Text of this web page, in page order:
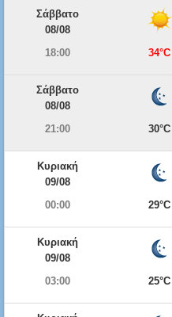
Σάββατο
08/08
18:00
34°C
Σάββατο
08/08
21:00
30°C
Κυριακή
09/08
00:00
29°C
Κυριακή
09/08
03:00
25°C